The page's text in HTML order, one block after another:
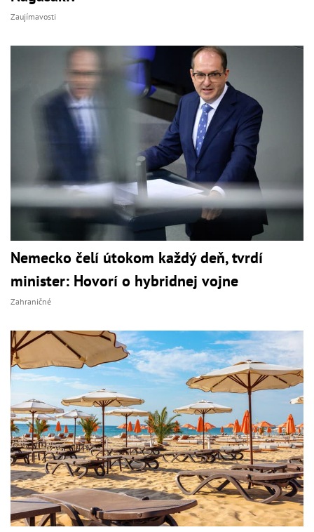
Zaujímavosti
Nemecko čelí útokom každý deň, tvrdí
minister: Hovorí o hybridnej vojne
Zahraničné